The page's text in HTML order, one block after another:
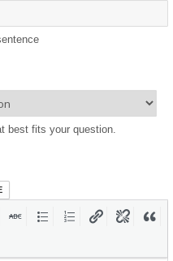
best fits your question.